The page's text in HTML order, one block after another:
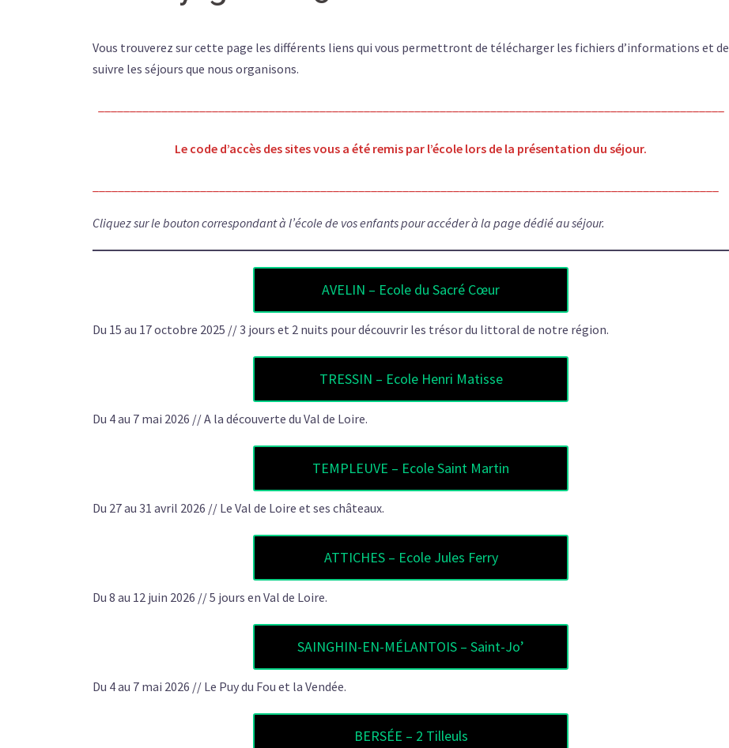
Vous trouverez sur cette page les différents liens qui vous permettront de télécharger les fichiers d’informations et de
suivre les séjours que nous organisons.
Le code d’accès des sites vous a été remis par l’école lors de la présentation du séjour.
Cliquez sur le bouton correspondant à l’école de vos enfants pour accéder à la page dédié au séjour.
AVELIN – Ecole du Sacré Cœur
Du 15 au 17 octobre 2025 // 3 jours et 2 nuits pour découvrir les trésor du littoral de notre région.
TRESSIN – Ecole Henri Matisse
Du 4 au 7 mai 2026 // A la découverte du Val de Loire.
TEMPLEUVE – Ecole Saint Martin
Du 27 au 31 avril 2026 // Le Val de Loire et ses châteaux.
ATTICHES – Ecole Jules Ferry
Du 8 au 12 juin 2026 // 5 jours en Val de Loire.
SAINGHIN-EN-MÉLANTOIS – Saint-Jo’
Du 4 au 7 mai 2026 // Le Puy du Fou et la Vendée.
BERSÉE – 2 Tilleuls